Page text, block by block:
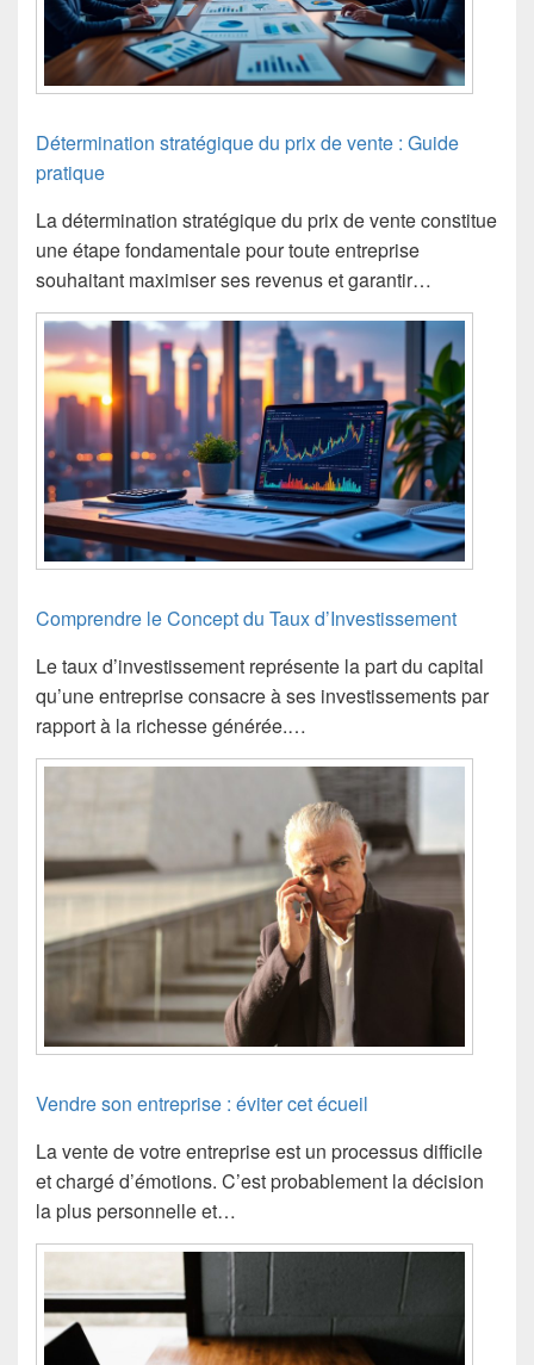
Détermination stratégique du prix de vente : Guide
pratique
La détermination stratégique du prix de vente constitue
une étape fondamentale pour toute entreprise
souhaitant maximiser ses revenus et garantir…
Comprendre le Concept du Taux d’Investissement
Le taux d’investissement représente la part du capital
qu’une entreprise consacre à ses investissements par
rapport à la richesse générée.…
Vendre son entreprise : éviter cet écueil
La vente de votre entreprise est un processus difficile
et chargé d’émotions. C’est probablement la décision
la plus personnelle et…